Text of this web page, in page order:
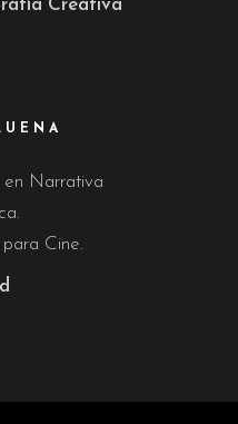
Creativa
en Narrativa
Cine.